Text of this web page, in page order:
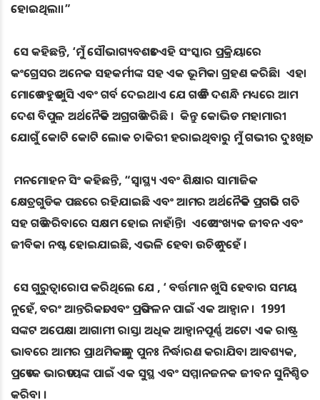
ହୋଇଥିଲା।”
ସେ କହିଛନ୍ତି, ‘ମୁଁ ସୌଭାଗ୍ୟବଶତଃ ଏହି ସଂସ୍କାର ପ୍ରକ୍ରିୟାରେ
କଂଗ୍ରେସର ଅନେକ ସହକର୍ମୀଙ୍କ ସହ ଏକ ଭୂମିକା ଗ୍ରହଣ କରିଛି। ଏହା
ମୋତେ ବହୁତ ଖୁସି ଏବଂ ଗର୍ବ ଦେଇଥାଏ ଯେ ଗତ ତିନି ଦଶନ୍ଧି ମଧ୍ୟରେ ଆମ
ଦେଶ ବିପୁଳ ଅର୍ଥନୈତିକ ଅଗ୍ରଗତି କରିଛି । କିନ୍ତୁ କୋଭିଡ ମହାମାରୀ
ଯୋଗୁଁ କୋଟି କୋଟି ଲୋକ ଚାକିରୀ ହରାଇଥିବାରୁ ମୁଁ ଗଭୀର ଦୁଃଖିତ।
ମନମୋହନ ସିଂ କହିଛନ୍ତି, “ସ୍ୱାସ୍ଥ୍ୟ ଏବଂ ଶିକ୍ଷାର ସାମାଜିକ
କ୍ଷେତ୍ରଗୁଡିକ ପଛରେ ରହିଯାଇଛି ଏବଂ ଆମର ଅର୍ଥନୈତିକ ପ୍ରଗତିର ଗତି
ସହ ଗତି କରିବାରେ ସକ୍ଷମ ହୋଇ ନାହାଁନ୍ତି। ଏତେ ସଂଖ୍ୟକ ଜୀବନ ଏବଂ
ଜୀବିକା ନଷ୍ଟ ହୋଇଯାଇଛି, ଏଭଳି ହେବା ଉଚିତ ନୁହେଁ ।
ସେ ଗୁରୁତ୍ୱାରୋପ କରିଥିଲେ ଯେ , ‘ ବର୍ତ୍ତମାନ ଖୁସି ହେବାର ସମୟ
ନୁହେଁ, ବରଂ ଆନ୍ତରିକତା ଏବଂ ପ୍ରତିଫଳନ ପାଇଁ ଏକ ଆହ୍ବାନ । 1991
ସଙ୍କଟ ଅପେକ୍ଷା ଆଗାମୀ ରାସ୍ତା ଅଧିକ ଆହ୍ବାନପୂର୍ଣ୍ଣ ଅଟେ। ଏକ ରାଷ୍ଟ୍ର
ଭାବରେ ଆମର ପ୍ରାଥମିକତାକୁ ପୁନଃ ନିର୍ଦ୍ଧାରଣ କରାଯିବା ଆବଶ୍ୟକ,
ପ୍ରତ୍ୟେକ ଭାରତୀୟଙ୍କ ପାଇଁ ଏକ ସୁସ୍ଥ ଏବଂ ସମ୍ମାନଜନକ ଜୀବନ ସୁନିଶ୍ଚିତ
କରିବା ।